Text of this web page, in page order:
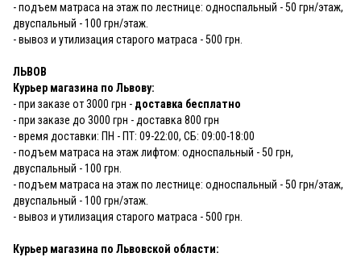
- подъем матраса на этаж по лестнице: односпальный - 50 грн/этаж,
двуспальный - 100 грн/этаж.
- вывоз и утилизация старого матраса - 500 грн.
ЛЬВОВ
Курьер магазина по Львову:
- при заказе от 3000 грн - доставка бесплатно
- при заказе до 3000 грн - доставка 800 грн
- время доставки: ПН - ПТ: 09-22:00, СБ: 09:00-18:00
- подъем матраса на этаж лифтом: односпальный - 50 грн,
двуспальный - 100 грн.
- подъем матраса на этаж по лестнице: односпальный - 50 грн/этаж,
двуспальный - 100 грн/этаж.
- вывоз и утилизация старого матраса - 500 грн.
Курьер магазина по Львовской области: